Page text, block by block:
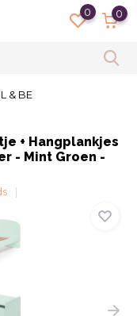
0 0
& BE
+ Hangplankjes
- Mint Groen -